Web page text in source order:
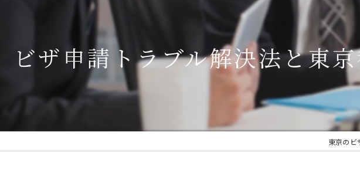
ビザ申請トラブル解決法と東
東京のビ